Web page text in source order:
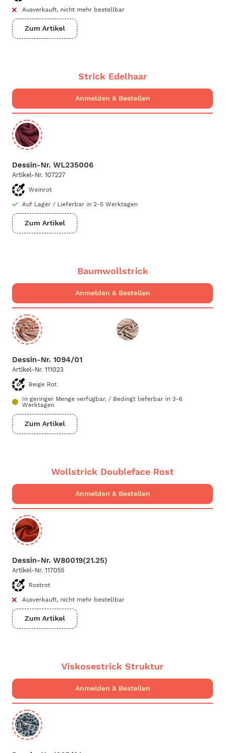
Ausverkauft, nicht mehr bestellbar
Zum Artikel
Strick Edelhaar
Dessin-Nr. WL235006
Artikel-Nr. 107227
Weinrot
Auf Lager / Lieferbar in 2-5 Werktagen
Zum Artikel
Baumwollstrick
Dessin-Nr. 1094/01
Artikel-Nr. 111023
Beige Rot
In geringer Menge verfügbar. / Bedingt lieferbar in 3-6
Werktagen
Zum Artikel
Wollstrick Doubleface Rost
Dessin-Nr. W80019(21.25)
Artikel-Nr. 117055
Rostrot
Ausverkauft, nicht mehr bestellbar
Zum Artikel
Viskosestrick Struktur